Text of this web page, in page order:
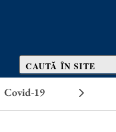
Covid-19